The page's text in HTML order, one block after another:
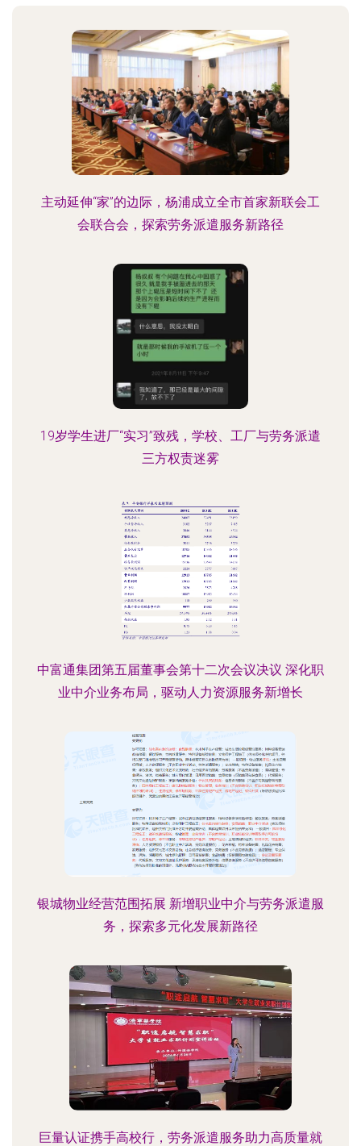
主动延伸“家”的边际，杨浦成立全市首家新联会工
会联合会，探索劳务派遣服务新路径
19岁学生进厂“实习”致残，学校、工厂与劳务派遣
三方权责迷雾
中富通集团第五届董事会第十二次会议决议 深化职
业中介业务布局，驱动人力资源服务新增长
银城物业经营范围拓展 新增职业中介与劳务派遣服
务，探索多元化发展新路径
巨量认证携手高校行，劳务派遣服务助力高质量就